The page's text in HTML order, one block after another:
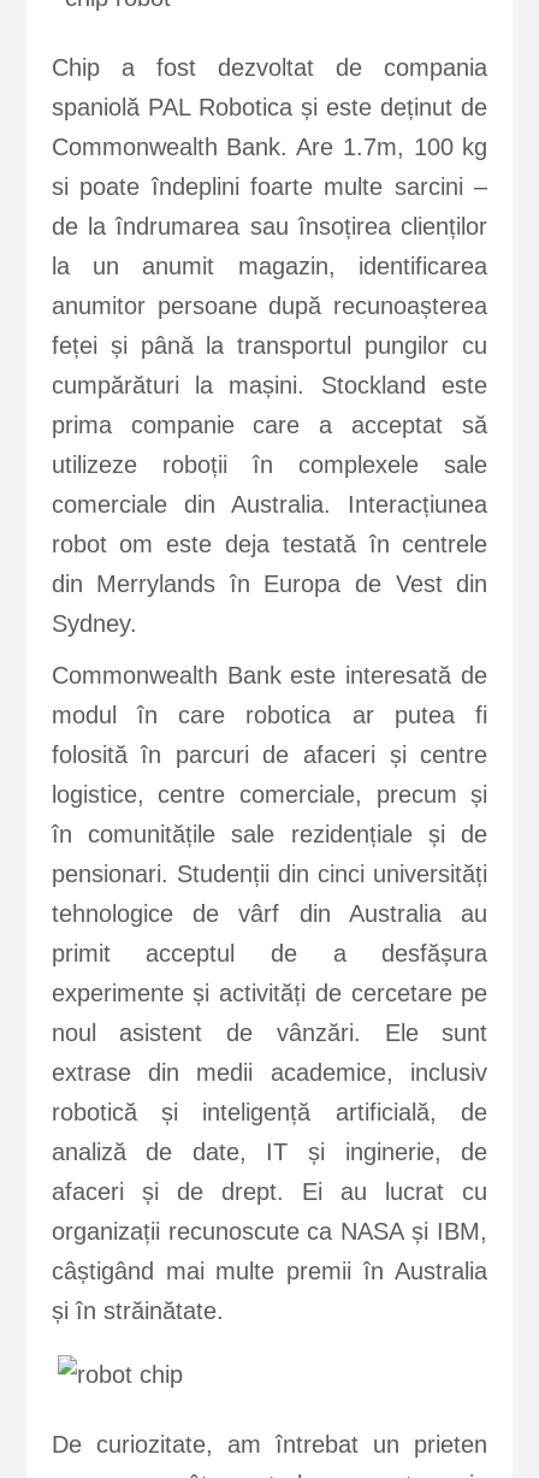
Chip a fost dezvoltat de compania
spaniolă PAL Robotica și este deținut de
Commonwealth Bank. Are 1.7m, 100 kg
si poate îndeplini foarte multe sarcini –
de la îndrumarea sau însoțirea clienților
la un anumit magazin, identificarea
anumitor persoane după recunoașterea
feței și până la transportul pungilor cu
cumpărături la mașini. Stockland este
prima companie care a acceptat să
utilizeze roboții în complexele sale
comerciale din Australia. Interacțiunea
robot om este deja testată în centrele
din Merrylands în Europa de Vest din
Sydney.
Commonwealth Bank este interesată de
modul în care robotica ar putea fi
folosită în parcuri de afaceri și centre
logistice, centre comerciale, precum și
în comunitățile sale rezidențiale și de
pensionari. Studenții din cinci universități
tehnologice de vârf din Australia au
primit acceptul de a desfășura
experimente și activități de cercetare pe
noul asistent de vânzări. Ele sunt
extrase din medii academice, inclusiv
robotică și inteligență artificială, de
analiză de date, IT și inginerie, de
afaceri și de drept. Ei au lucrat cu
organizații recunoscute ca NASA și IBM,
câștigând mai multe premii în Australia
și în străinătate.
De curiozitate, am întrebat un prieten